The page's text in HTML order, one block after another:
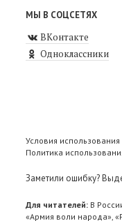
МЫ В СОЦСЕТЯХ
ВКонтакте
Одноклассники
Условия
Политика
Заметили ошибку?
Для читателей: В
«Армия воли народа»,